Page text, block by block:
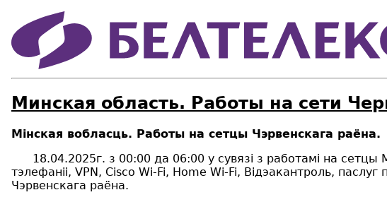
Минская область. Работы на сети
Мінская вобласць. Работы на сетцы Чэрвенскага раёна.
18.04.2025г. з 00:00 да 06:00 у сувязі з работамі на сетцы
тэлефанii, VPN, Cisco Wi-Fi, Home Wi-Fi, Вiдэакантроль, паслуг
Чэрвенскага раёна.